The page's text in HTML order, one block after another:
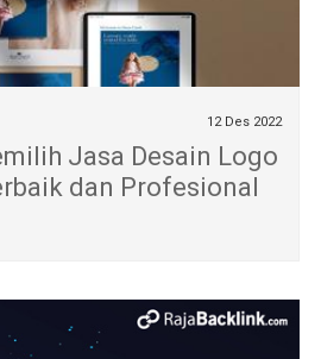
12 Des 2022
Jasa Desain Logo
dan Profesional